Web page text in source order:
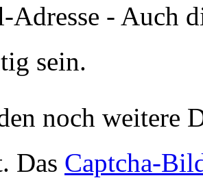
Adresse - Auch
sein.
noch weitere
Das Captcha-